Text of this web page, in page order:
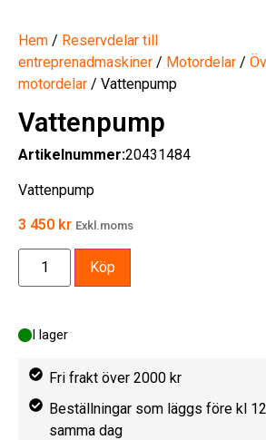
Hem / Reservdelar till
entreprenadmaskiner / Motordelar /
motordelar / Vattenpump
Vattenpump
Artikelnummer:20431484
Vattenpump
3 450 kr Exkl.moms
I lager
Köp
Fri frakt över 2000 kr
Beställningar som läggs före kl
samma dag